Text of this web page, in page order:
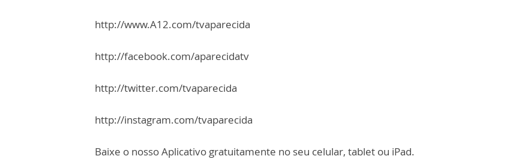
http://www.A12.com/tvaparecida
http://facebook.com/aparecidatv
http://twitter.com/tvaparecida
http://instagram.com/tvaparecida
Baixe o nosso Aplicativo gratuitamente no seu celular, tablet ou iPad.